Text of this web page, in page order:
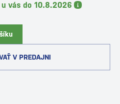
vás do 10.8.2026
V PREDAJNI